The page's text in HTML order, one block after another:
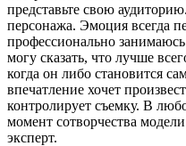
представьте свою
персонажа. Эмоция всегда
профессионально
могу сказать, что лучше
когда он либо становится
впечатление хочет
контролирует съемку. В
момент сотворчества
эксперт.